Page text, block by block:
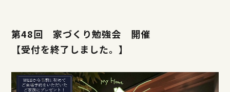
第48回 家づくり勉強会 開催
【受付を終了しました。】